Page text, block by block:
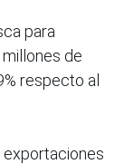
para
de
respecto al
exportaciones